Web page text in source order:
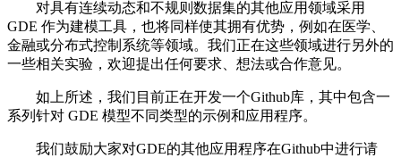
对具有连续动态和不规则数据集的其他应用领域采用
GDE 作为建模工具，也将同样使其拥有优势，例如在医学、
金融或分布式控制系统等领域。我们正在这些领域进行另外的
一些相关实验，欢迎提出任何要求、想法或合作意见。
如上所述，我们目前正在开发一个Github库，其中包含一
系列针对 GDE 模型不同类型的示例和应用程序。
我们鼓励大家对GDE的其他应用程序在Github中进行请